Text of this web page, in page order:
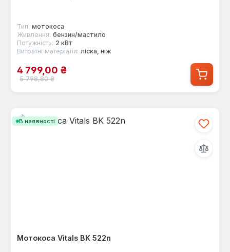
Тип: мотокоса
Живлення: бензин/мастило
Потужність: 2 кВт
Витратні матеріали: ліска, ніж
Ціна продажу:
4 799,00 ₴
Звичайна ціна:
5 798,80 ₴
В наявності
Мотокоса Vitals BK 522n